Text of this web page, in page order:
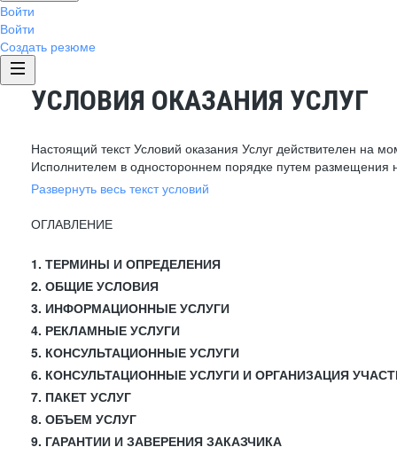
Войти
Войти
Создать резюме
УСЛОВИЯ ОКАЗАНИЯ УСЛУГ
Настоящий текст Условий оказания Услуг действителен на
Исполнителем в одностороннем порядке путем размещения
Развернуть весь текст условий
ОГЛАВЛЕНИЕ
1. ТЕРМИНЫ И ОПРЕДЕЛЕНИЯ
2. ОБЩИЕ УСЛОВИЯ
3. ИНФОРМАЦИОННЫЕ УСЛУГИ
4. РЕКЛАМНЫЕ УСЛУГИ
5. КОНСУЛЬТАЦИОННЫЕ УСЛУГИ
6. КОНСУЛЬТАЦИОННЫЕ УСЛУГИ И ОРГАНИЗАЦИЯ
7. ПАКЕТ УСЛУГ
8. ОБЪЕМ УСЛУГ
9. ГАРАНТИИ И ЗАВЕРЕНИЯ ЗАКАЗЧИКА